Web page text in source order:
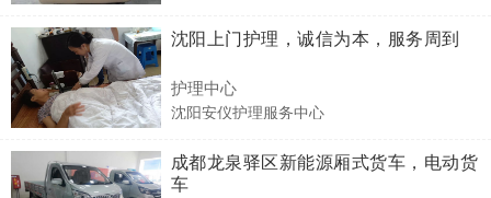
沈阳上门护理，诚信为本，服务周到
护理中心
沈阳安仪护理服务中心
成都龙泉驿区新能源厢式货车，电动货
车